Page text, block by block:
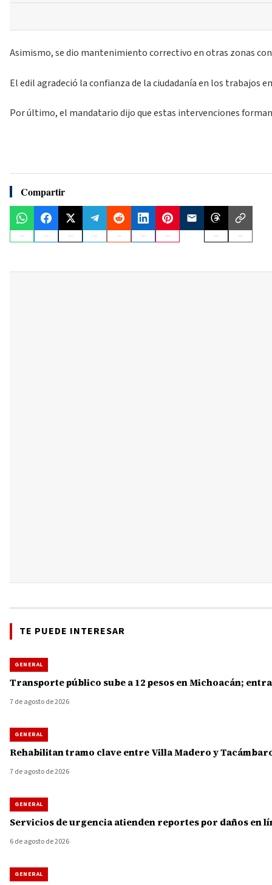
Asimismo, se dio mantenimiento correctivo en otras zonas
El edil agradeció la confianza de la ciudadanía en los trabajos
Por último, el mandatario dijo que estas intervenciones
Compartir
TE PUEDE INTERESAR
GENERAL
Transporte público sube a 12 pesos en Michoacán;
7 de agosto de 2026
GENERAL
Rehabilitan tramo clave entre Villa Madero y
7 de agosto de 2026
GENERAL
Servicios de urgencia atienden reportes por daños en
6 de agosto de 2026
GENERAL